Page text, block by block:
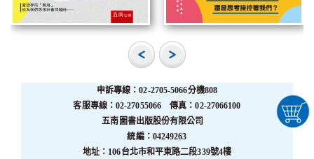
申訴專線：02-2705-5066分機808
客服專線：02-27055066 傳真：02-27066100
五南圖書出版股份有限公司
統編：04249263
地址：106台北市和平東路二段339號4樓